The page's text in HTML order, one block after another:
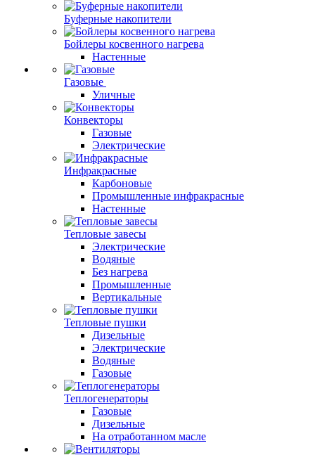
Буферные накопители
Бойлеры косвенного нагрева
Настенные
Газовые
Уличные
Конвекторы
Газовые
Электрические
Инфракрасные
Карбоновые
Промышленные инфракрасные
Настенные
Тепловые завесы
Электрические
Водяные
Без нагрева
Промышленные
Вертикальные
Тепловые пушки
Дизельные
Электрические
Водяные
Газовые
Теплогенераторы
Газовые
Дизельные
На отработанном масле